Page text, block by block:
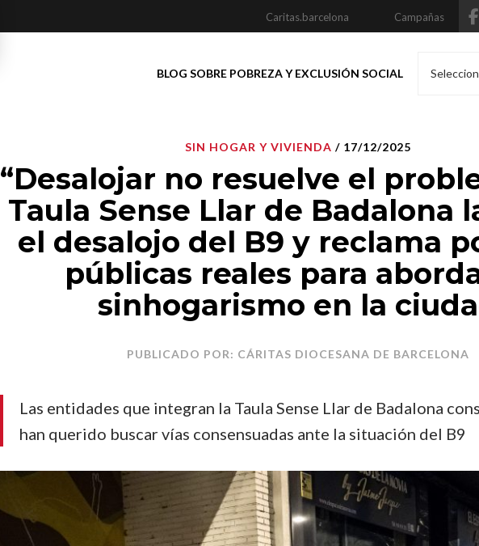
Caritas.barcelona Campañas
BLOG SOBRE POBREZA Y EXCLUSIÓN SOCIAL
SIN HOGAR Y VIVIENDA / 17/12/2025
“Desalojar no resuelve el
Taula Sense Llar de Badalona
el desalojo del B9 y reclama
públicas reales para
sinhogarismo en la
PUBLICADO POR: CÁRITAS DIOCESANA DE BARCELONA
Las entidades que integran la Taula Sense Llar de Badalona
han querido buscar vías consensuadas ante la situación del B9